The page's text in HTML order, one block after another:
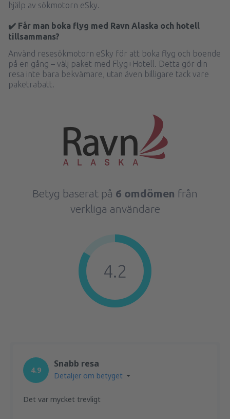
hjälp av sökmotorn eSky.
✔️ Får man boka flyg med Ravn Alaska och hotell
tillsammans?
Använd resesökmotorn eSky för att boka flyg och boende
på en gång – välj paket med Flyg+Hotell. Detta gör din
resa inte bara bekvämare, utan även billigare tack vare
paketrabatt.
Betyg baserat på 6 omdömen från
verkliga användare
4.2
4.9
Snabb resa
Detaljer om betyget
Det var mycket trevligt